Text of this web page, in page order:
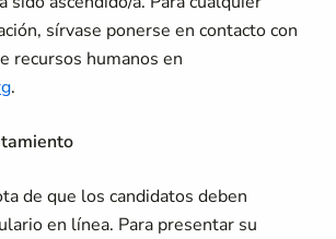
sírvase ponerse en contacto con
recursos humanos en
.
de que los candidatos deben
en línea. Para presentar su